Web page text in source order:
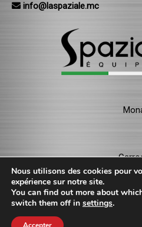
info@laspaziale.mc
Nous utilisons des cookies pour
expérience sur notre site.
You can find out more about
switch them off in settings.